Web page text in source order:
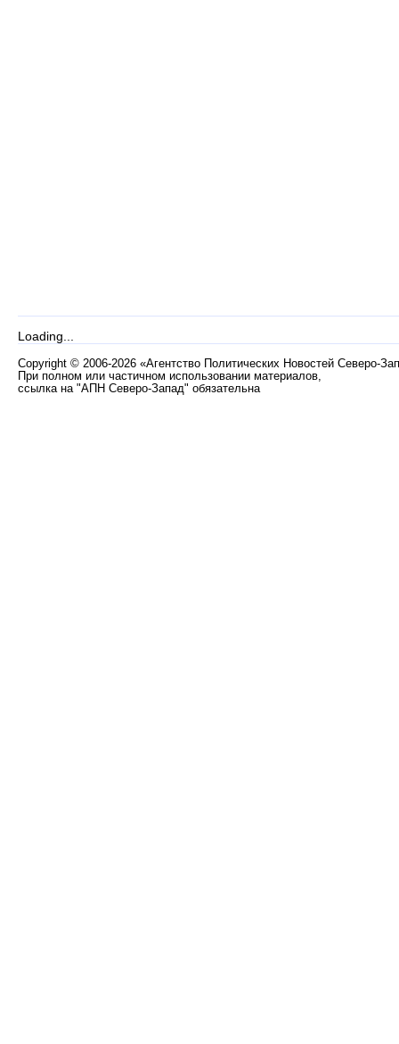
Loading...
Copyright © 2006-2026 «Агентство Политических Новостей Северо-
При полном или частичном использовании материалов,
ссылка на "АПН Северо-Запад" обязательна